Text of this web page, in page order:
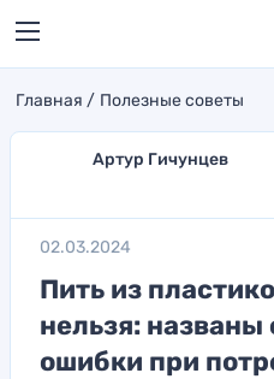
Главная Полезные советы
Артур Гичунцев
02.03.2024
Пить из
нельзя:
ошибки при